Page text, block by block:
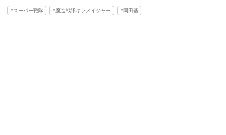
スーパー戦隊 魔進戦隊キラメイジャー 岡田基